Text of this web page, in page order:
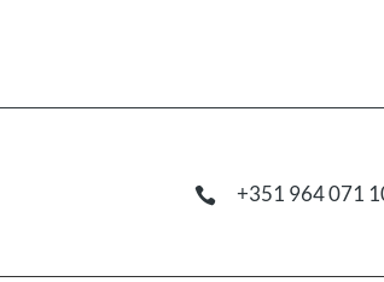
 +351 964 071